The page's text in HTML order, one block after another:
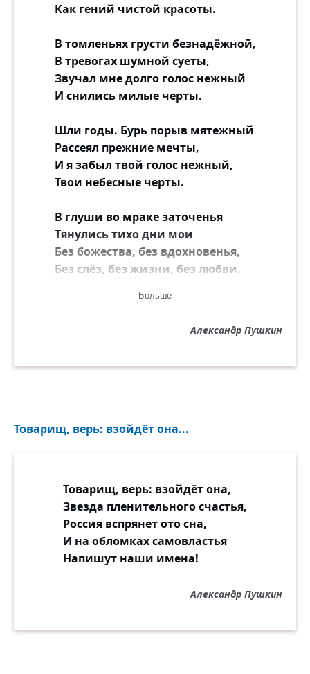
Как гений чистой красоты.
В томленьях грусти безнадёжной,
В тревогах шумной суеты,
Звучал мне долго голос нежный
И снились милые черты.
Шли годы. Бурь порыв мятежный
Рассеял прежние мечты,
И я забыл твой голос нежный,
Твои небесные черты.
В глуши во мраке заточенья
Тянулись тихо дни мои
Без божества, без вдохновенья,
Без слёз, без жизни, без любви.
Душе настало пробужденье:
Как мимолётное виденье,
И божество, и вдохновенье,
Больше
Александр Пушкин
Товарищ, верь: взойдёт она...
Товарищ, верь: взойдёт она,
Звезда пленительного счастья,
Россия вспрянет ото сна,
И на обломках самовластья
Напишут наши имена!
Александр Пушкин